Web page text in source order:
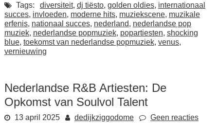
Tags:
diversiteit, dj tiësto, golden oldies, internationaal
succes, invloeden, moderne hits, muziekscene, muzikale
erfenis, nationaal succes, nederland, nederlandse pop
muziek, nederlandse popmuziek, popartiesten, shocking
blue, toekomst van nederlandse popmuziek, venus,
vernieuwing
Nederlandse R&B Artiesten: De
Opkomst van Soulvol Talent
13 april 2025 dedijkziggodome Geen reacties